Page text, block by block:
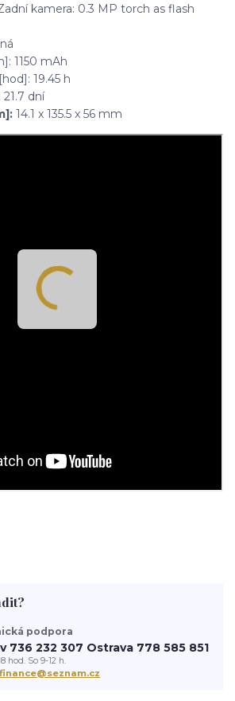
kamera: 0.3 MP torch as flash
1150 mAh
19.45 h
dní
14.1 x 135.5 x 56 mm
podpora
736 232 307 Ostrava 778 585 851
hod. So 9-12 h.